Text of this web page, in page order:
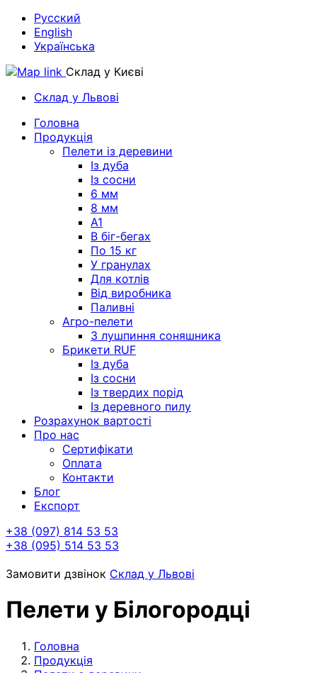
Русский
English
Українська
Склад у Києві
Склад у Львові
Головна
Продукція
Пелети із деревини
Із дуба
Із сосни
6 мм
8 мм
A1
В біг-бегах
По 15 кг
У гранулах
Для котлів
Від виробника
Паливні
Агро-пелети
З лушпиння соняшника
Брикети RUF
Із дуба
Із сосни
Із твердих порід
Із деревного пилу
Розрахунок вартості
Про нас
Сертифікати
Оплата
Контакти
Блог
Експорт
+38 (097) 814 53 53
+38 (095) 514 53 53
Замовити дзвінок Склад у Львові
Пелети у Білогородці
Головна
Продукція